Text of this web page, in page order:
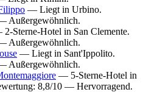
— Liegt in Urbino.
Außergewöhnlich.
Sterne-Hotel in San Clemente.
Außergewöhnlich.
— Liegt in Sant'Ippolito.
Außergewöhnlich.
— 5-Sterne-Hotel in
8,8/10 — Hervorragend.